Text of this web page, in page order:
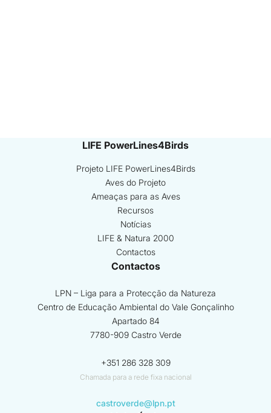
LIFE PowerLines4Birds
Projeto LIFE PowerLines4Birds
Aves do Projeto
Ameaças para as Aves
Recursos
Notícias
LIFE & Natura 2000
Contactos
Contactos
LPN – Liga para a Protecção da Natureza
Centro de Educação Ambiental do Vale Gonçalinho
Apartado 84
7780-909 Castro Verde
+351 286 328 309
Chamada para a rede fixa nacional
castroverde@lpn.pt